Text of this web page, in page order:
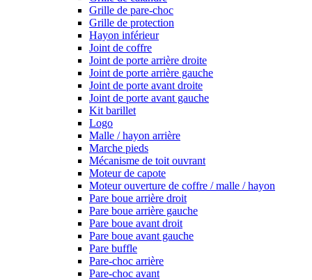
Grille de pare-choc
Grille de protection
Hayon inférieur
Joint de coffre
Joint de porte arrière droite
Joint de porte arrière gauche
Joint de porte avant droite
Joint de porte avant gauche
Kit barillet
Logo
Malle / hayon arrière
Marche pieds
Mécanisme de toit ouvrant
Moteur de capote
Moteur ouverture de coffre / malle / hayon
Pare boue arrière droit
Pare boue arrière gauche
Pare boue avant droit
Pare boue avant gauche
Pare buffle
Pare-choc arrière
Pare-choc avant